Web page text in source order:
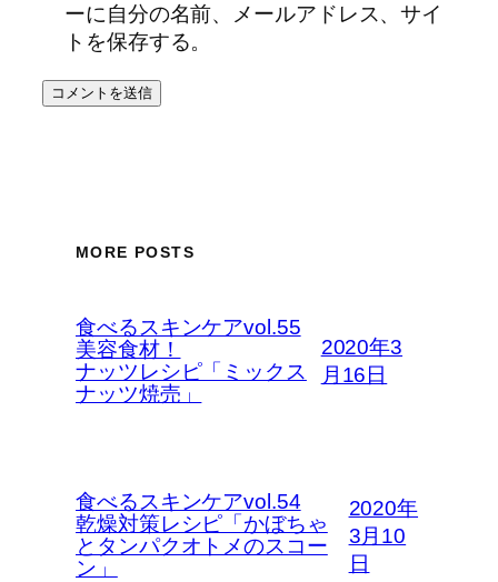
ーに自分の名前、メールアドレス、サイ
トを保存する。
MORE POSTS
食べるスキンケアvol.55
美容食材！
ナッツレシピ「ミックス
ナッツ焼売」
2020年3
月16日
食べるスキンケアvol.54
乾燥対策レシピ「かぼちゃ
とタンパクオトメのスコー
ン」
2020年
3月10
日